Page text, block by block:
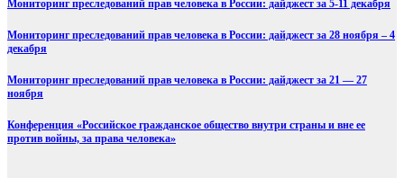
Мониторинг преследований прав человека в России: дайджест за 5-11 декабря
Мониторинг преследований прав человека в России: дайджест за 28 ноября – 4
декабря
Мониторинг преследований прав человека в России: дайджест за 21 — 27
ноября
Конференция «Российское гражданское общество внутри страны и вне ее
против войны, за права человека»